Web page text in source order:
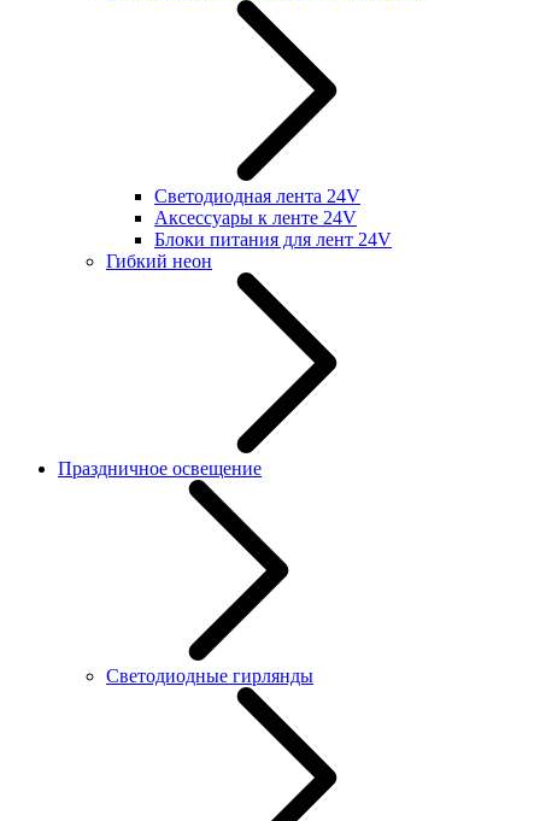
Светодиодная лента 24V
Аксессуары к ленте 24V
Блоки питания для лент 24V
Гибкий неон
Праздничное освещение
Светодиодные гирлянды